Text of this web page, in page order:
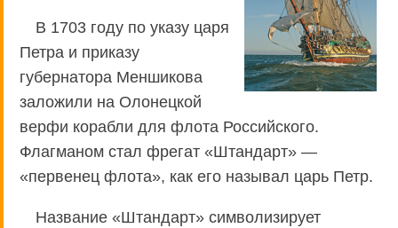
В 1703 году по указу царя
Петра и приказу
губернатора Меншикова
заложили на Олонецкой
верфи корабли для флота Российского.
Флагманом стал фрегат «Штандарт» —
«первенец флота», как его называл царь Петр.
Название «Штандарт» символизирует